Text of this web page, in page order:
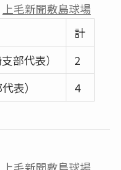
上毛新聞敷島球場
計
支部代表）
2
表） 4